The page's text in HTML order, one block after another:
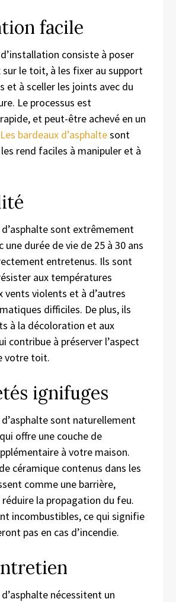
facile
consiste à poser
le toit, à les fixer au support
et à sceller les joints avec du
Le processus est
et peut-être achevé en un
Les bardeaux d’asphaltesont
rend faciles à manipuler et à
d’asphalte sont extrêmement
une durée de vie de 25 à 30 ans
entretenus. Ils sont
aux températures
vents violents et à d’autres
difficiles. De plus, ils
à la décoloration et aux
contribue à préserver l’aspect
votre toit.
ignifuges
d’asphalte sont naturellement
offre une couche de
à votre maison.
céramique contenus dans les
comme une barrière,
la propagation du feu.
incombustibles, ce qui signifie
pas en cas d’incendie.
nécessitent un